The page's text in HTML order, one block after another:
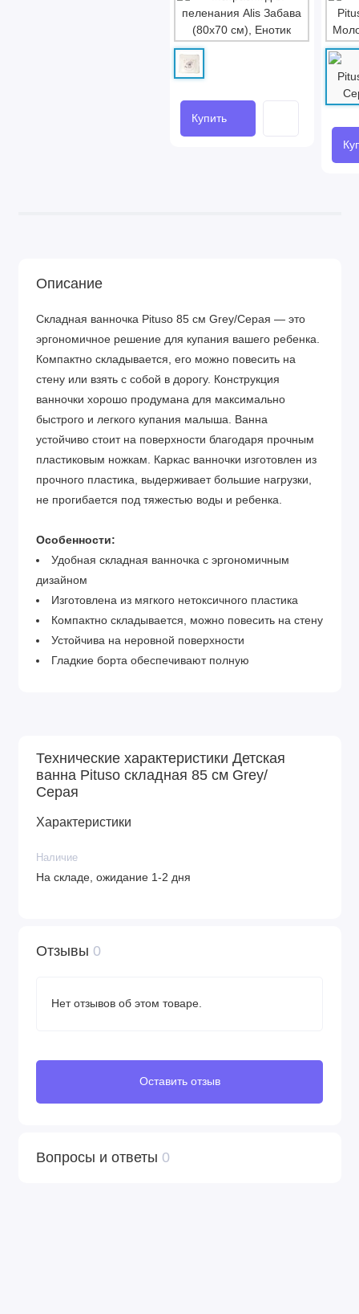
Купить
Описание
Складная ванночка Pituso 85 см Grey/Серая — это
эргономичное решение для купания вашего ребенка.
Компактно складывается, его можно повесить на
стену или взять с собой в дорогу. Конструкция
ванночки хорошо продумана для максимально
быстрого и легкого купания малыша. Ванна
устойчиво стоит на поверхности благодаря прочным
пластиковым ножкам. Каркас ванночки изготовлен из
прочного пластика, выдерживает большие нагрузки,
не прогибается под тяжестью воды и ребенка.
Особенности:
Удобная складная ванночка с эргономичным
дизайном
Изготовлена из мягкого нетоксичного пластика
Компактно складывается, можно повесить на стену
Устойчива на неровной поверхности
Гладкие борта обеспечивают полную
если вода слишком горячая
Максимальная нагрузка - 30 кг (вода+ребенок)..
Размер ванночки по дну: 60*30 см.
Технические характеристики Детская
ванна Pituso складная 85 см Grey/
Серая
Характеристики
Наличие
На складе, ожидание 1-2 дня
Отзывы 0
Нет отзывов об этом товаре.
Оставить отзыв
Вопросы и ответы 0